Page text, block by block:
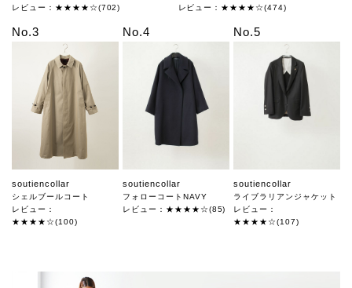
レビュー：★★★★☆(702)
レビュー：★★★★☆(474)
No.3
soutiencollar
シェルブールコート
レビュー：
★★★★☆(100)
No.4
soutiencollar
フォローコートNAVY
レビュー：★★★★☆(85)
No.5
soutiencollar
ライブラリアンジャケット
レビュー：
★★★★☆(107)